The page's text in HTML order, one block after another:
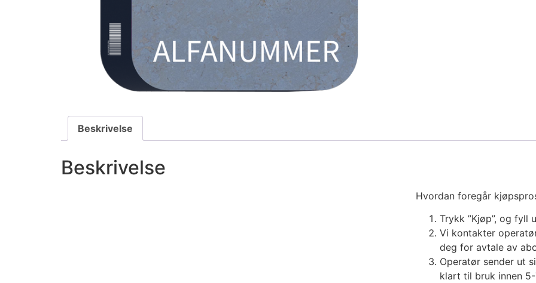
Beskrivelse
Beskrivelse
Hvordan foregår
Trykk ”Kjøp”, og fyll
Vi kontakter
deg for avtale av
Operatør sender ut
klart til bruk innen